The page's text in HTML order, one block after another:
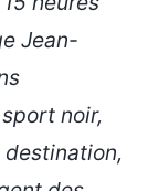
Jean-
noir,
destination,